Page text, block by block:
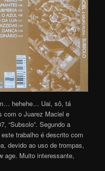
hehehe… Uai, sô, tá
com o Juarez Maciel e
“Subsolo”. Segundo a
trabalho é descrito com
devido ao uso de trompas,
age. Muito interessante,